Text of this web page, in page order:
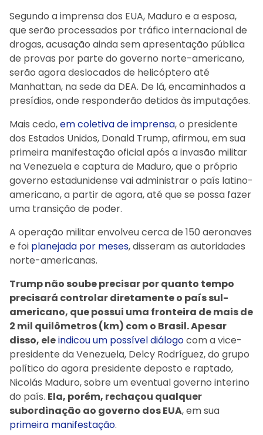
Segundo a imprensa dos EUA, Maduro e a esposa,
que serão processados por tráfico internacional de
drogas, acusação ainda sem apresentação pública
de provas por parte do governo norte-americano,
serão agora deslocados de helicóptero até
Manhattan, na sede da DEA. De lá, encaminhados a
presídios, onde responderão detidos às imputações.
Mais cedo,em coletiva de imprensa, o presidente
dos Estados Unidos, Donald Trump, afirmou, em sua
primeira manifestação oficial após a invasão militar
na Venezuela e captura de Maduro, que o próprio
governo estadunidense vai administrar o país latino-
americano, a partir de agora, até que se possa fazer
uma transição de poder.
A operação militar envolveu cerca de 150 aeronaves
e foi planejada por meses, disseram as autoridades
norte-americanas.
Trump não soube precisar por quanto tempo
precisará controlar diretamente o país sul-
americano, que possui uma fronteira de mais de
2 mil quilômetros (km) com o Brasil. Apesar
disso, eleindicou um possível diálogocom a vice-
presidente da Venezuela, Delcy Rodríguez, do grupo
político do agora presidente deposto e raptado,
Nicolás Maduro, sobre um eventual governo interino
do país. Ela, porém, rechaçou qualquer
subordinação ao governo dos EUA, em sua
primeira manifestação.